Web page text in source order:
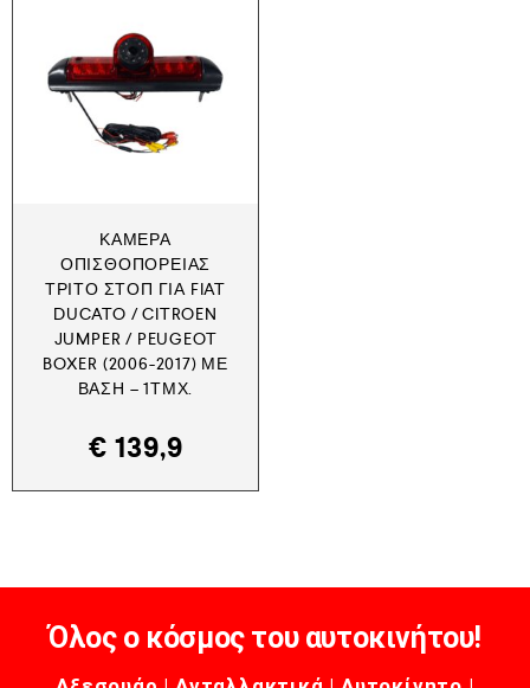
ΚΆΜΕΡΑ
ΟΠΙΣΘΟΠΟΡΕΊΑΣ
ΤΡΊΤΟ ΣΤΟΠ ΓΙΑ FIAT
DUCATO / CITROEN
JUMPER / PEUGEOT
BOXER (2006-2017) ΜΕ
ΒΆΣΗ – 1ΤΜΧ.
€ 139,9
Όλος ο κόσμος του αυτοκινήτου!